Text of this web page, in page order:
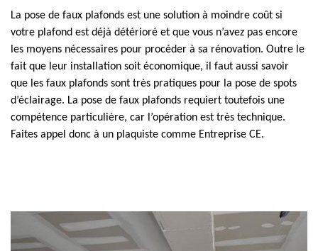
La pose de faux plafonds est une solution à moindre coût si
votre plafond est déjà détérioré et que vous n’avez pas encore
les moyens nécessaires pour procéder à sa rénovation. Outre le
fait que leur installation soit économique, il faut aussi savoir
que les faux plafonds sont très pratiques pour la pose de spots
d’éclairage. La pose de faux plafonds requiert toutefois une
compétence particulière, car l’opération est très technique.
Faites appel donc à un plaquiste comme Entreprise CE.